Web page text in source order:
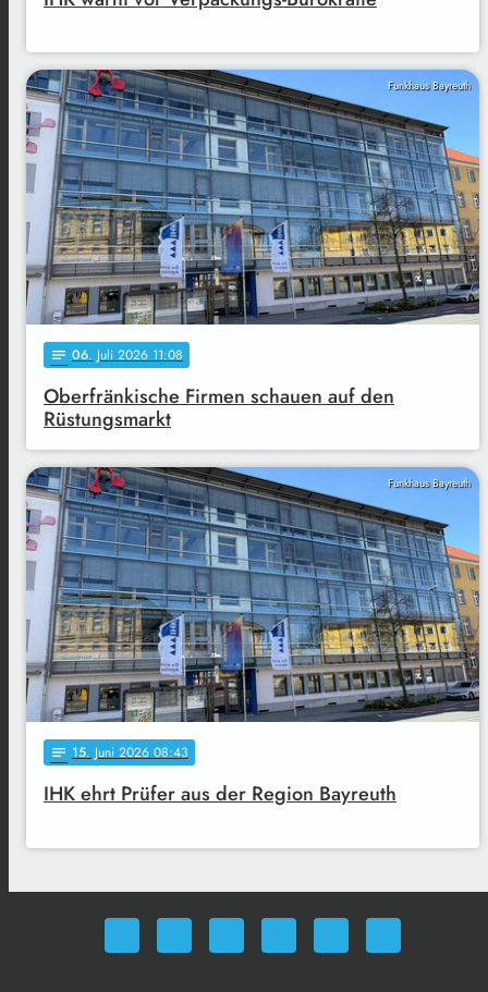
Funkhaus Bayreuth
notes 06. Juli 2026 11:08
Oberfränkische Firmen schauen auf den
Rüstungsmarkt
Funkhaus Bayreuth
notes 15. Juni 2026 08:43
IHK ehrt Prüfer aus der Region Bayreuth